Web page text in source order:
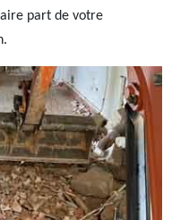
part de votre